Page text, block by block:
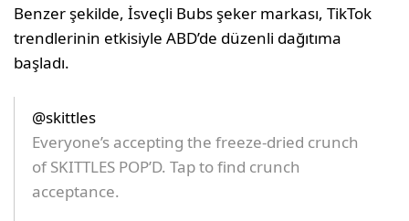
Benzer şekilde, İsveçli Bubs şeker markası, TikTok
trendlerinin etkisiyle ABD’de düzenli dağıtıma
başladı.
@skittles
Everyone’s accepting the freeze-dried crunch
of SKITTLES POP’D. Tap to find crunch
acceptance.